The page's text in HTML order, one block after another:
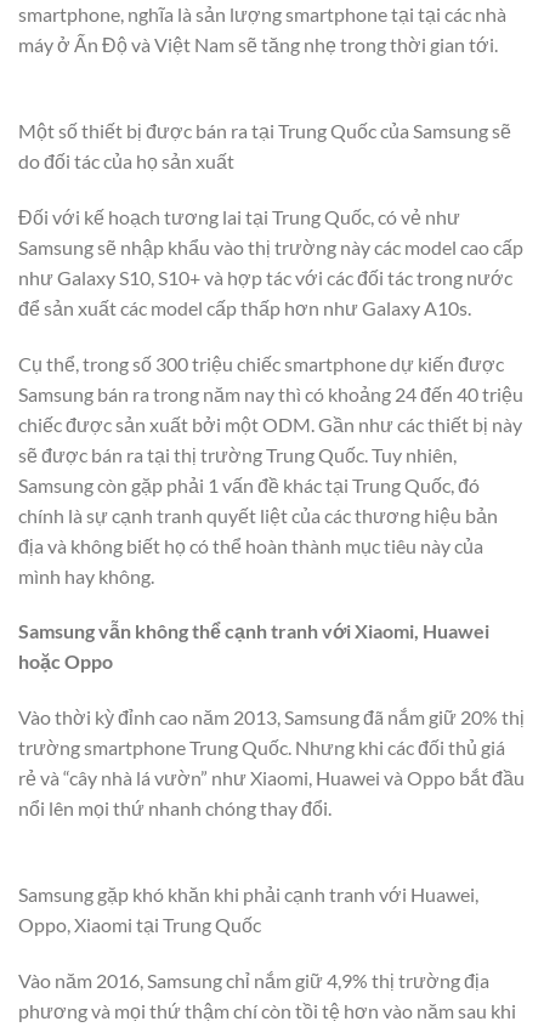
smartphone, nghĩa là sản lượng smartphone tại tại các nhà
máy ở Ấn Độ và Việt Nam sẽ tăng nhẹ trong thời gian tới.
Một số thiết bị được bán ra tại Trung Quốc của Samsung sẽ
do đối tác của họ sản xuất
Đối với kế hoạch tương lai tại Trung Quốc, có vẻ như
Samsung sẽ nhập khẩu vào thị trường này các model cao cấp
như Galaxy S10, S10+ và hợp tác với các đối tác trong nước
để sản xuất các model cấp thấp hơn như Galaxy A10s.
Cụ thể, trong số 300 triệu chiếc smartphone dự kiến được
Samsung bán ra trong năm nay thì có khoảng 24 đến 40 triệu
chiếc được sản xuất bởi một ODM. Gần như các thiết bị này
sẽ được bán ra tại thị trường Trung Quốc. Tuy nhiên,
Samsung còn gặp phải 1 vấn đề khác tại Trung Quốc, đó
chính là sự cạnh tranh quyết liệt của các thương hiệu bản
địa và không biết họ có thể hoàn thành mục tiêu này của
mình hay không.
Samsung vẫn không thể cạnh tranh với Xiaomi, Huawei
hoặc Oppo
Vào thời kỳ đỉnh cao năm 2013, Samsung đã nắm giữ 20% thị
trường smartphone Trung Quốc. Nhưng khi các đối thủ giá
rẻ và “cây nhà lá vườn” như Xiaomi, Huawei và Oppo bắt đầu
nổi lên mọi thứ nhanh chóng thay đổi.
Samsung gặp khó khăn khi phải cạnh tranh với Huawei,
Oppo, Xiaomi tại Trung Quốc
Vào năm 2016, Samsung chỉ nắm giữ 4,9% thị trường địa
phương và mọi thứ thậm chí còn tồi tệ hơn vào năm sau khi